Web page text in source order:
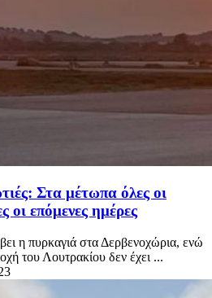
Στα μέτωπα όλες οι
οι επόμενες ημέρες
η πυρκαγιά στα Δερβενοχώρια, ενώ
του Λουτρακίου δεν έχει ...